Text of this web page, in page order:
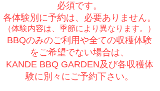
必須です。
各体験別に予約は、必要ありません。
（体験内容は、季節により​異なります。）
​BBQのみのご利用や全ての収穫体験
をご希望でない場合は、
​KANDE BBQ GARDEN及び各収穫体
験に別々にご予約下さい。